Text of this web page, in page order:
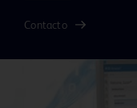
Contacto